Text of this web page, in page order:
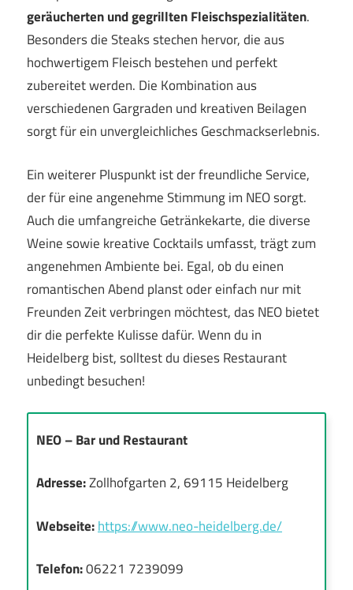
geräucherten und gegrillten Fleischspezialitäten.
Besonders die Steaks stechen hervor, die aus
hochwertigem Fleisch bestehen und perfekt
zubereitet werden. Die Kombination aus
verschiedenen Gargraden und kreativen Beilagen
sorgt für ein unvergleichliches Geschmackserlebnis.
Ein weiterer Pluspunkt ist der freundliche Service,
der für eine angenehme Stimmung im NEO sorgt.
Auch die umfangreiche Getränkekarte, die diverse
Weine sowie kreative Cocktails umfasst, trägt zum
angenehmen Ambiente bei. Egal, ob du einen
romantischen Abend planst oder einfach nur mit
Freunden Zeit verbringen möchtest, das NEO bietet
dir die perfekte Kulisse dafür. Wenn du in
Heidelberg bist, solltest du dieses Restaurant
unbedingt besuchen!
NEO – Bar und Restaurant
Adresse:Zollhofgarten 2, 69115 Heidelberg
Webseite:https://www.neo-heidelberg.de/
Telefon:06221 7239099